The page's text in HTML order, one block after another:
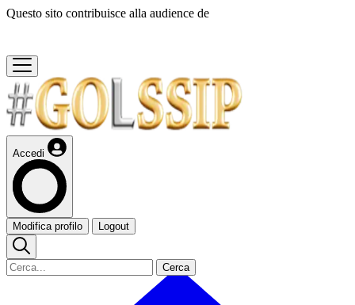
Questo sito contribuisce alla audience de
Accedi
Modifica profilo Logout
Cerca